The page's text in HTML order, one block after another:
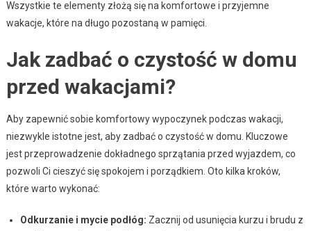
Wszystkie te elementy złożą się na komfortowe i przyjemne
wakacje, które na długo pozostaną w pamięci.
Jak zadbać o czystość w domu
przed wakacjami?
Aby zapewnić sobie komfortowy wypoczynek podczas wakacji,
niezwykle istotne jest, aby zadbać o czystość w domu. Kluczowe
jest przeprowadzenie dokładnego sprzątania przed wyjazdem, co
pozwoli Ci cieszyć się spokojem i porządkiem. Oto kilka kroków,
które warto wykonać:
Odkurzanie i mycie podłóg: Zacznij od usunięcia kurzu i brudu z